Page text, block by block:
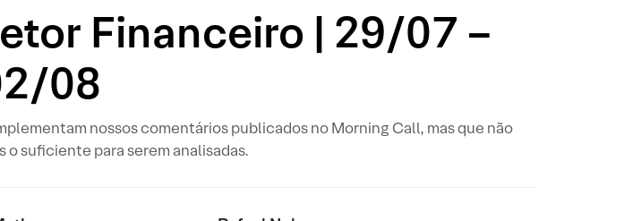
Financeiro | 29/07 –
08
nossos comentários publicados no Morning Call, mas que não
suficiente para serem analisadas.